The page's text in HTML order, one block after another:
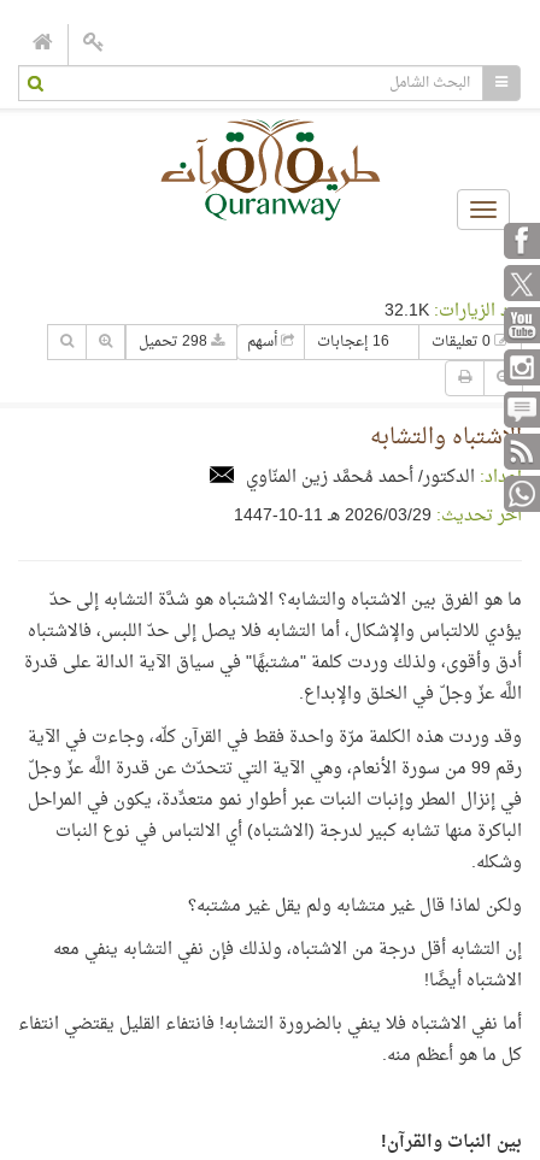
Toggle
navigation
عدد الزيارات:
16 إعجابات أسهم
الاشتباه والتشابه
إعداد: الدكتور/ أحمد مُحمَّد زين المنّاوي
آخر تحديث: 29‏/03‏/2026 هـ 11-10-1447
ما هو الفرق بين الاشتباه والتشابه؟ الاشتباه هو شدَّة التشابه إلى حدّ
يؤدي للالتباس والإشكال، أما التشابه فلا يصل إلى حدّ اللبس، فالاشتباه
أدق وأقوى، ولذلك وردت كلمة "مشتبهًا" في سياق الآية الدالة على قدرة
اللَّه عزّ وجلّ في الخلق والإبداع.
وقد وردت هذه الكلمة مرّة واحدة فقط في القرآن كلّه، وجاءت في الآية
رقم 99 من سورة الأنعام، وهي الآية التي تتحدّث عن قدرة اللَّه عزّ وجلّ
في إنزال المطر وإنبات النبات عبر أطوار نمو متعدِّدة، يكون في المراحل
الباكرة منها تشابه كبير لدرجة (الاشتباه) أي الالتباس في نوع النبات
وشكله.
ولكن لماذا قال غير متشابه ولم يقل غير مشتبه؟
إن التشابه أقل درجة من الاشتباه، ولذلك فإن نفي التشابه ينفي معه
الاشتباه أيضًا!
أما نفي الاشتباه فلا ينفي بالضرورة التشابه! فانتفاء القليل يقتضي انتفاء
كل ما هو أعظم منه.
بين النبات والقرآن!